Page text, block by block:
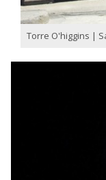
Torre O'higgins |